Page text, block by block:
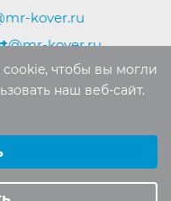
kover.ru
@mr-kover.ru
разрешения
чтобы вы могли
наш веб-сайт.